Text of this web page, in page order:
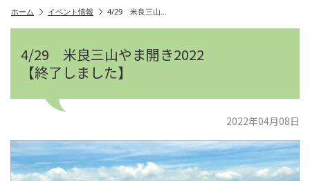
ホーム イベント情報 4/29 米良三山…
4/29 米良三山やま開き2022
【終了しました】
2022年04月08日